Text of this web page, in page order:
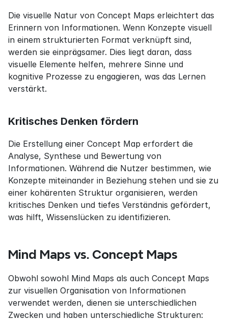
Die visuelle Natur von Concept Maps erleichtert das
Erinnern von Informationen. Wenn Konzepte visuell
in einem strukturierten Format verknüpft sind,
werden sie einprägsamer. Dies liegt daran, dass
visuelle Elemente helfen, mehrere Sinne und
kognitive Prozesse zu engagieren, was das Lernen
verstärkt.
Kritisches Denken fördern
Die Erstellung einer Concept Map erfordert die
Analyse, Synthese und Bewertung von
Informationen. Während die Nutzer bestimmen, wie
Konzepte miteinander in Beziehung stehen und sie zu
einer kohärenten Struktur organisieren, werden
kritisches Denken und tiefes Verständnis gefördert,
was hilft, Wissenslücken zu identifizieren.
Mind Maps vs. Concept Maps
Obwohl sowohl Mind Maps als auch Concept Maps
zur visuellen Organisation von Informationen
verwendet werden, dienen sie unterschiedlichen
Zwecken und haben unterschiedliche Strukturen: